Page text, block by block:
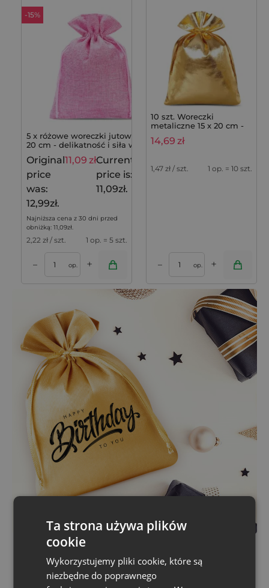
-15%
5 x różowe woreczki jutowe 15 x
20 cm - delikatność i siła w
Original
price
was:
12,99zł.
11,09 złCurrent
price is:
11,09zł.
Najniższa cena z 30 dni przed
obniżką: 11,09zł.
2,22 zł / szt. 1 op. = 5 szt.
– op. +
10 szt. Woreczki
metaliczne 15 x 20 cm -
14,69 zł
1,47 zł / szt. 1 op. = 10 szt.
– op. +
Personalizowane
woreczki na urodziny
Ta strona używa plików
cookie
Wykorzystujemy pliki cookie, które są
niezbędne do poprawnego